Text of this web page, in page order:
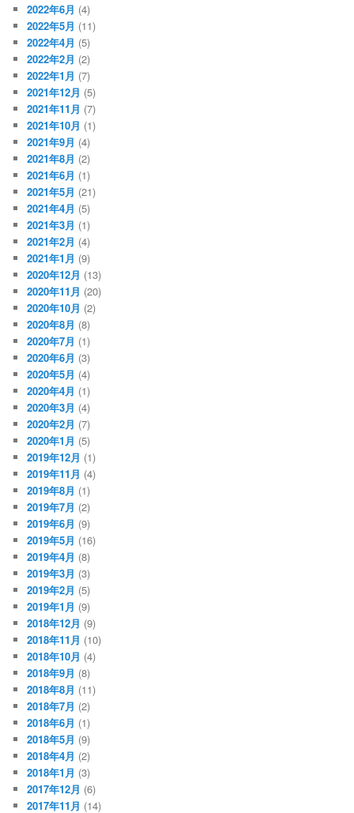
2022年6月 (4)
2022年5月 (11)
2022年4月 (5)
2022年2月 (2)
2022年1月 (7)
2021年12月 (5)
2021年11月 (7)
2021年10月 (1)
2021年9月 (4)
2021年8月 (2)
2021年6月 (1)
2021年5月 (21)
2021年4月 (5)
2021年3月 (1)
2021年2月 (4)
2021年1月 (9)
2020年12月 (13)
2020年11月 (20)
2020年10月 (2)
2020年8月 (8)
2020年7月 (1)
2020年6月 (3)
2020年5月 (4)
2020年4月 (1)
2020年3月 (4)
2020年2月 (7)
2020年1月 (5)
2019年12月 (1)
2019年11月 (4)
2019年8月 (1)
2019年7月 (2)
2019年6月 (9)
2019年5月 (16)
2019年4月 (8)
2019年3月 (3)
2019年2月 (5)
2019年1月 (9)
2018年12月 (9)
2018年11月 (10)
2018年10月 (4)
2018年9月 (8)
2018年8月 (11)
2018年7月 (2)
2018年6月 (1)
2018年5月 (9)
2018年4月 (2)
2018年1月 (3)
2017年12月 (6)
2017年11月 (14)